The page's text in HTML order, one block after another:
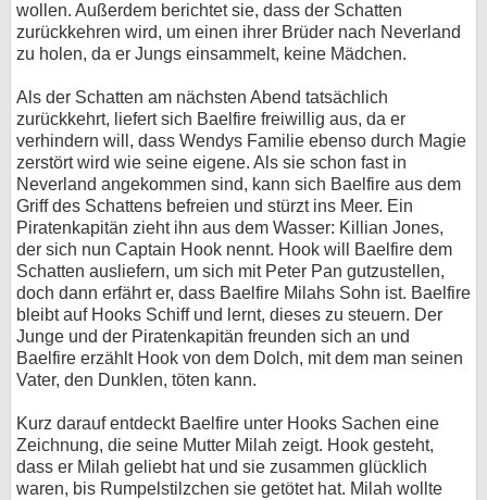
wollen. Außerdem berichtet sie, dass der Schatten
zurückkehren wird, um einen ihrer Brüder nach Neverland
zu holen, da er Jungs einsammelt, keine Mädchen.
Als der Schatten am nächsten Abend tatsächlich
zurückkehrt, liefert sich Baelfire freiwillig aus, da er
verhindern will, dass Wendys Familie ebenso durch Magie
zerstört wird wie seine eigene. Als sie schon fast in
Neverland angekommen sind, kann sich Baelfire aus dem
Griff des Schattens befreien und stürzt ins Meer. Ein
Piratenkapitän zieht ihn aus dem Wasser: Killian Jones,
der sich nun Captain Hook nennt. Hook will Baelfire dem
Schatten ausliefern, um sich mit Peter Pan gutzustellen,
doch dann erfährt er, dass Baelfire Milahs Sohn ist. Baelfire
bleibt auf Hooks Schiff und lernt, dieses zu steuern. Der
Junge und der Piratenkapitän freunden sich an und
Baelfire erzählt Hook von dem Dolch, mit dem man seinen
Vater, den Dunklen, töten kann.
Kurz darauf entdeckt Baelfire unter Hooks Sachen eine
Zeichnung, die seine Mutter Milah zeigt. Hook gesteht,
dass er Milah geliebt hat und sie zusammen glücklich
waren, bis Rumpelstilzchen sie getötet hat. Milah wollte